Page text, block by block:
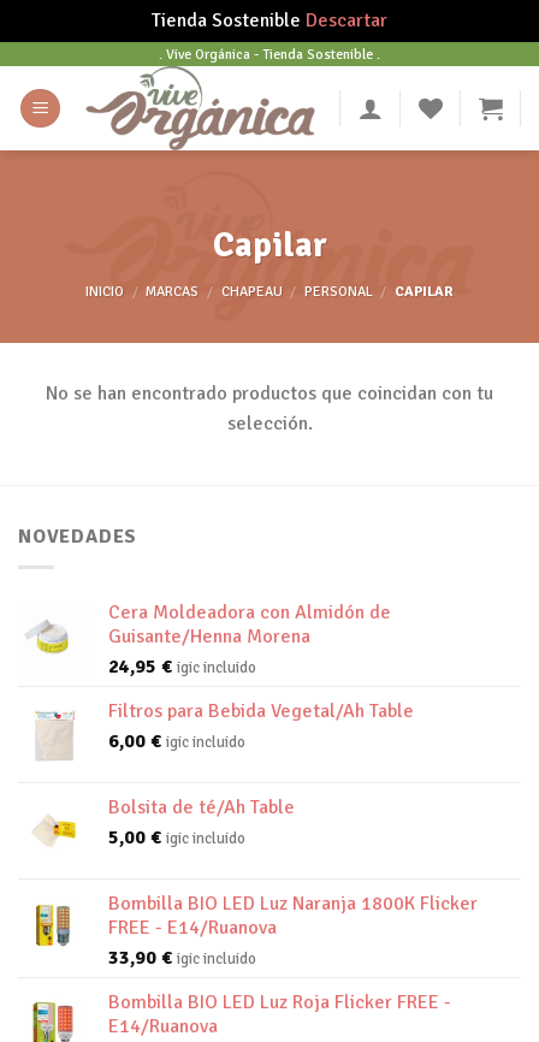
Tienda Sostenible Descartar
content
. Vive Orgánica - Tienda Sostenible .
Capilar
INICIO / MARCAS / CHAPEAU / PERSONAL / CAPILAR
No se han encontrado productos que coincidan con tu
selección.
NOVEDADES
Cera Moldeadora con Almidón de
Guisante/Henna Morena
24,95 € igic incluido
Filtros para Bebida Vegetal/Ah Table
6,00 € igic incluido
Bolsita de té/Ah Table
5,00 € igic incluido
Bombilla BIO LED Luz Naranja 1800K Flicker
FREE - E14/Ruanova
33,90 € igic incluido
Bombilla BIO LED Luz Roja Flicker FREE -
E14/Ruanova